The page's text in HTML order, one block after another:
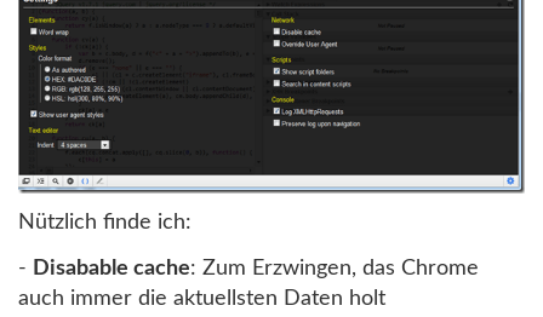
Nützlich finde ich:
- Disabable cache: Zum Erzwingen, das Chrome
auch immer die aktuellsten Daten holt